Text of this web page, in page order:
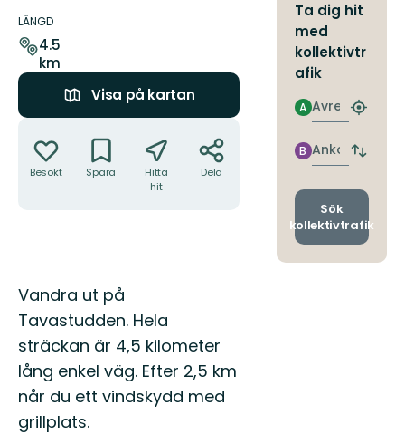
om
leden
LÄNGD
4.5
km
Visa på kartan
Besökt Spara
Hitta
hit
Dela
Beskrivning
Vandra ut på
Tavastudden. Hela
sträckan är 4,5 kilometer
lång enkel väg. Efter 2,5 km
når du ett vindskydd med
grillplats.
Ta dig hit
med
kollektivtr
afik
Avresa
A
Hitta
Ankomst
B
Byt
och
Sök
kollektivtrafik